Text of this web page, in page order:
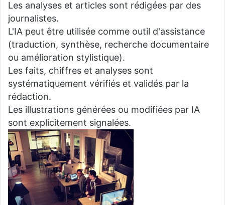
Les analyses et articles sont rédigées par des
journalistes.
L'IA peut être utilisée comme outil d'assistance
(traduction, synthèse, recherche documentaire
ou amélioration stylistique).
Les faits, chiffres et analyses sont
systématiquement vérifiés et validés par la
rédaction.
Les illustrations générées ou modifiées par IA
sont explicitement signalées.